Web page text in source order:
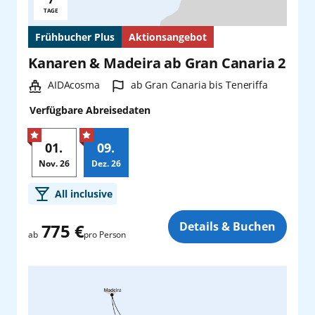
Stuttgart
Wien
Zürich
Rom/Civitavecchia
San Antonio
Seychellen
Shanghai
Singapur
Frühbucher Plus Aktionsangebot
Kanaren & Madeira ab Gran Canaria 2
Schiff:
AIDAcosma Hafen:
ab Gran Canaria bis Teneriffa
Verfügbare Abreisedaten
01.
Nov.26
09.
Dez.26
Reisedauer:
TAGE
ZusatzAll inclusive
ab 775 €pro Person Details & Buchen